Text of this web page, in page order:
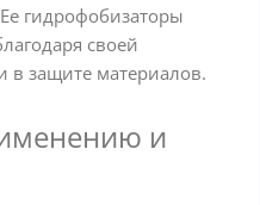
гидрофобизаторы
своей
в защите материалов.
и